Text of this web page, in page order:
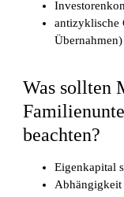
antizyklische
Übernahmen)
Was sollten
beachten?
Eigenkapital
Abhängigkeit